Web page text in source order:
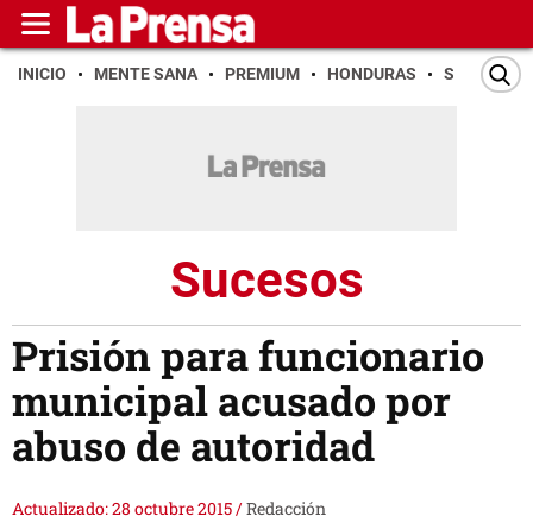
INICIO MENTE SANA PREMIUM HONDURAS SAN PEDRO
Sucesos
Prisión para funcionario
municipal acusado por
abuso de autoridad
Actualizado: 28 octubre 2015/Redacción